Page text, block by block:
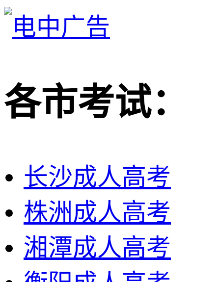
各市考试：
长沙成人高考
株洲成人高考
湘潭成人高考